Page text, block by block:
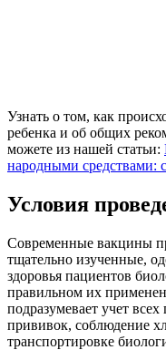
Узнать о том, как
ребенка и об общих
можете из нашей статьи:
народными средствами:
Условия
Современные вакцины
тщательно изученные,
здоровья пациентов
правильном их
подразумевает учет
прививок, соблюдение
транспортировке